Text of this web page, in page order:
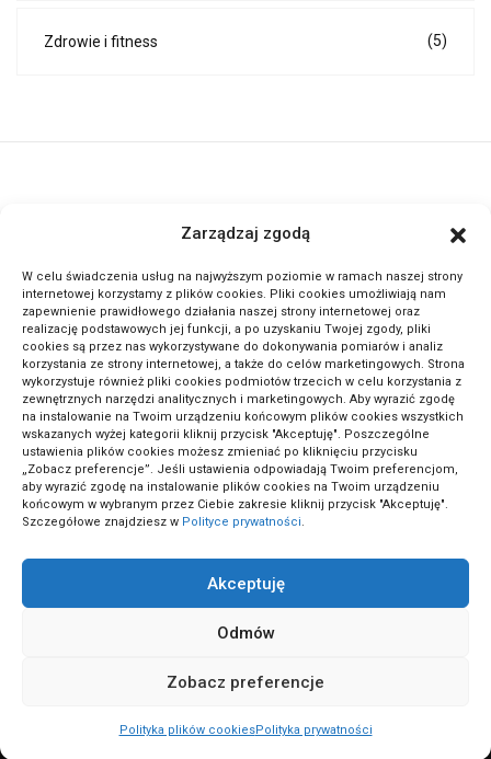
Zarządzaj zgodą
W celu świadczenia usług na najwyższym poziomie w ramach naszej strony
internetowej korzystamy z plików cookies. Pliki cookies umożliwiają nam
zapewnienie prawidłowego działania naszej strony internetowej oraz
realizację podstawowych jej funkcji, a po uzyskaniu Twojej zgody, pliki
cookies są przez nas wykorzystywane do dokonywania pomiarów i analiz
korzystania ze strony internetowej, a także do celów marketingowych. Strona
wykorzystuje również pliki cookies podmiotów trzecich w celu korzystania z
zewnętrznych narzędzi analitycznych i marketingowych. Aby wyrazić zgodę
na instalowanie na Twoim urządzeniu końcowym plików cookies wszystkich
wskazanych wyżej kategorii kliknij przycisk "Akceptuję". Poszczególne
ustawienia plików cookies możesz zmieniać po kliknięciu przycisku
„Zobacz preferencje”. Jeśli ustawienia odpowiadają Twoim preferencjom,
aby wyrazić zgodę na instalowanie plików cookies na Twoim urządzeniu
końcowym w wybranym przez Ciebie zakresie kliknij przycisk "Akceptuję".
Szczegółowe znajdziesz w Polityce prywatności.
Akceptuję
Odmów
Zobacz preferencje
Polityka plików cookiesPolityka prywatności
Zdrowie i fitness (5)
informacji na przeróżne tematy. Dołącz do naszej społeczności,
METODA ODWRÓCONEJ LEKCJI: SEKRET GENIALNYCH
UCZNIÓW!
ActivePortal.pl
Polityka prywatności